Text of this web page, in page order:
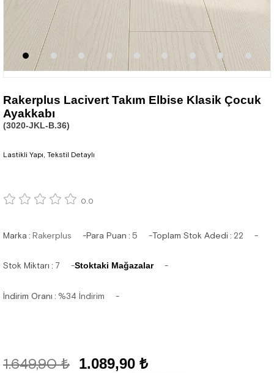
Rakerplus Lacivert Takım Elbise Klasik Çocuk
Ayakkabı
(3020-JKL-B.36)
Lastikli Yapı, Tekstil Detaylı
0.0
Marka : Rakerplus Para Puan : 5 Toplam Stok Adedi : 22
Stok Miktarı : 7 Stoktaki Mağazalar
İndirim Oranı : %34 İndirim
1.649,90 ₺ 1.089,90 ₺